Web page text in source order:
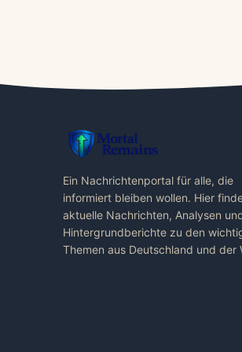
Ein Nachrichtenportal für alle, die
informiert bleiben wollen. Hier
aktuelle Nachrichten, Analysen
Hintergrundberichte zu den
Themen aus Deutschland und der